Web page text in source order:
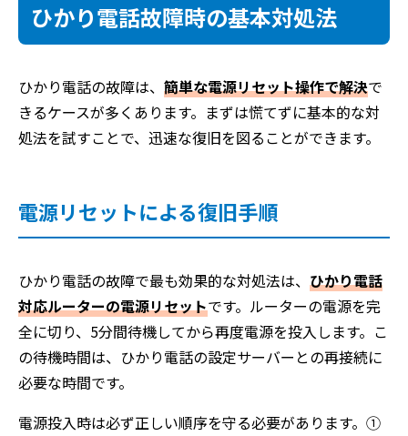
ひかり電話故障時の基本対処法
ひかり電話の故障は、 簡単な電源リセット操作で解決で
きるケースが多くあります。まずは慌てずに基本的な対
処法を試すことで、迅速な復旧を図ることができます。
電源リセットによる復旧手順
ひかり電話の故障で最も効果的な対処法は、 ひかり電話
対応ルーターの電源リセットです。ルーターの電源を完
全に切り、5分間待機してから再度電源を投入します。こ
の待機時間は、ひかり電話の設定サーバーとの再接続に
必要な時間です。
電源投入時は必ず正しい順序を守る必要があります。①